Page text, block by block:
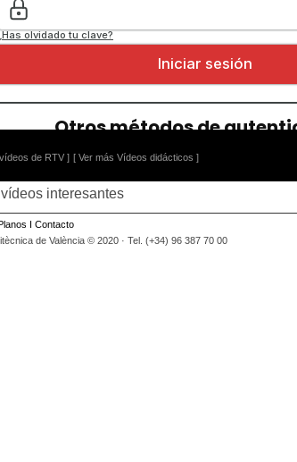
de RTV ] [ Ver más Vídeos didácticos ]
interesantes
I Contacto
de València © 2020 · Tel. (+34) 96 387 70 00